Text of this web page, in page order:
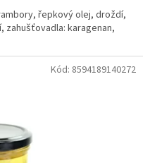
řepkový olej, droždí,
karagenan,
Kód: 8594189140272